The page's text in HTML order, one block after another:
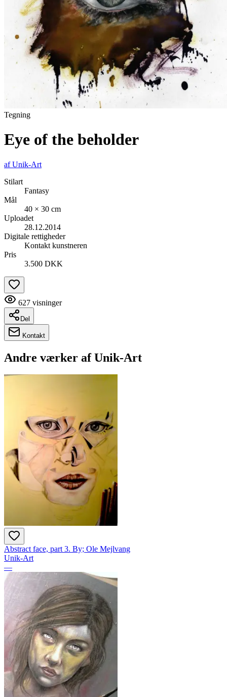
Tegning
Eye of the beholder
afUnik-Art
Stilart
Fantasy
Mål
40 × 30 cm
Uploadet
28.12.2014
Digitale rettigheder
Kontakt kunstneren
Pris
3.500 DKK
627 visninger
Del
Kontakt
Andre værker afUnik-Art
Abstract face, part 3. By; Ole Mejlvang
Unik-Art
—